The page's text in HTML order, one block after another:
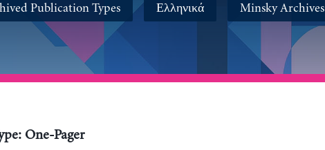
Publication Types Ελληνικά Minsky Archives
One-Pager